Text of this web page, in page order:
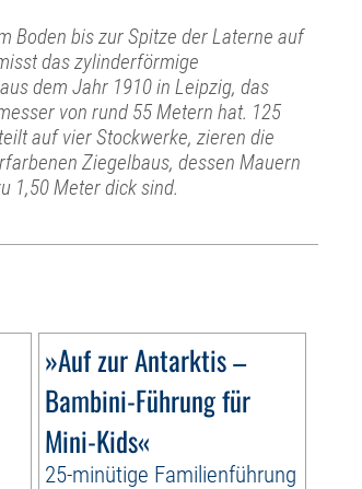
Boden bis zur Spitze der Laterne auf
das zylinderförmige
dem Jahr 1910 in Leipzig, das
von rund 55 Metern hat. 125
auf vier Stockwerke, zieren die
Ziegelbaus, dessen Mauern
1,50 Meter dick sind.
»Auf zur Antarktis –
Bambini-Führung für
Mini-Kids«
25-minütige Familienführung